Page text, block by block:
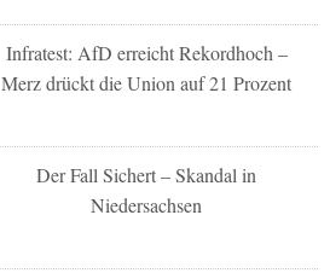
Infratest: AfD erreicht Rekordhoch –
Merz drückt die Union auf 21 Prozent
Der Fall Sichert – Skandal in
Niedersachsen